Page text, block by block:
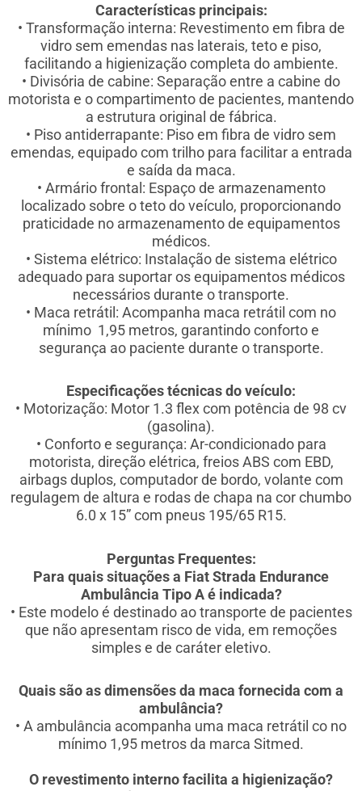
Características principais:
• Transformação interna: Revestimento em fibra de
vidro sem emendas nas laterais, teto e piso,
facilitando a higienização completa do ambiente.
• Divisória de cabine: Separação entre a cabine do
motorista e o compartimento de pacientes, mantendo
a estrutura original de fábrica.
• Piso antiderrapante: Piso em fibra de vidro sem
emendas, equipado com trilho para facilitar a entrada
e saída da maca.
• Armário frontal: Espaço de armazenamento
localizado sobre o teto do veículo, proporcionando
praticidade no armazenamento de equipamentos
médicos.
• Sistema elétrico: Instalação de sistema elétrico
adequado para suportar os equipamentos médicos
necessários durante o transporte.
• Maca retrátil: Acompanha maca retrátil com no
mínimo 1,95 metros, garantindo conforto e
segurança ao paciente durante o transporte.
Especificações técnicas do veículo:
• Motorização: Motor 1.3 flex com potência de 98 cv
(gasolina).
• Conforto e segurança: Ar-condicionado para
motorista, direção elétrica, freios ABS com EBD,
airbags duplos, computador de bordo, volante com
regulagem de altura e rodas de chapa na cor chumbo
6.0 x 15” com pneus 195/65 R15.
Perguntas Frequentes:
Para quais situações a Fiat Strada Endurance
Ambulância Tipo A é indicada?
• Este modelo é destinado ao transporte de pacientes
que não apresentam risco de vida, em remoções
simples e de caráter eletivo.
Quais são as dimensões da maca fornecida com a
ambulância?
• A ambulância acompanha uma maca retrátil co no
mínimo 1,95 metros da marca Sitmed.
O revestimento interno facilita a higienização?